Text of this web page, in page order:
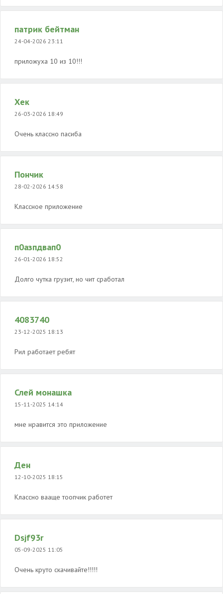
патрик бейтман
24-04-2026 23:11
приложуха 10 из 10!!!
Хек
26-03-2026 18:49
Очень классно пасиба
Пончик
28-02-2026 14:58
Классное приложение
п0азпдвап0
26-01-2026 18:52
Долго чутка грузит, но чит сработал
4083740
23-12-2025 18:13
Рил работает ребят
Слей монашка
15-11-2025 14:14
мне нравится это приложение
Ден
12-10-2025 18:15
Классно вааще тоопчик работет
Dsjf93r
05-09-2025 11:05
Очень круто скачивайте!!!!!